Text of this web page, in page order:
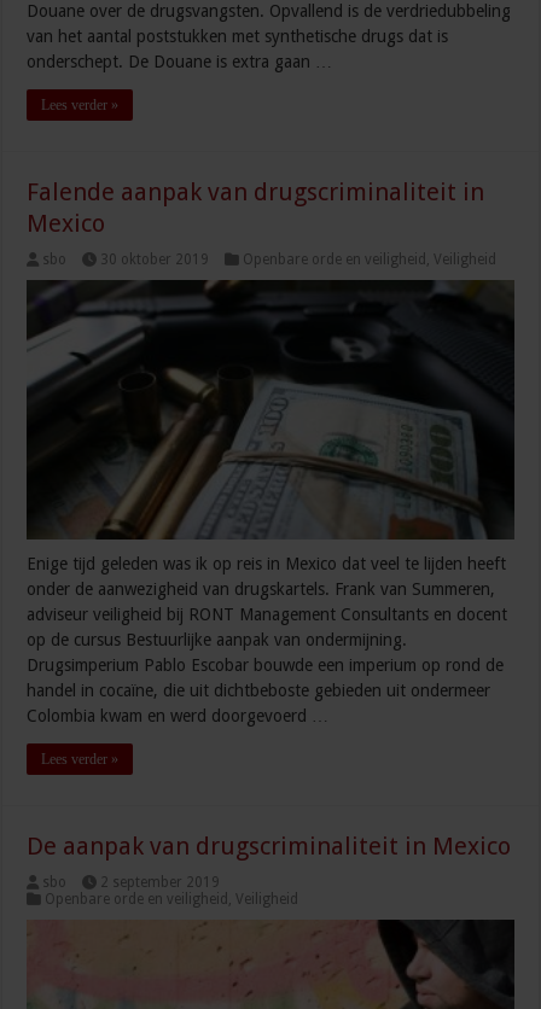
Douane over de drugsvangsten. Opvallend is de verdriedubbeling
van het aantal poststukken met synthetische drugs dat is
onderschept. De Douane is extra gaan …
Lees verder »
Falende aanpak van drugscriminaliteit in
Mexico
sbo 30 oktober 2019 Openbare orde en veiligheid ,Veiligheid
Enige tijd geleden was ik op reis in Mexico dat veel te lijden heeft
onder de aanwezigheid van drugskartels. Frank van Summeren,
adviseur veiligheid bij RONT Management Consultants en docent
op de cursus Bestuurlijke aanpak van ondermijning.
Drugsimperium Pablo Escobar bouwde een imperium op rond de
handel in cocaïne, die uit dichtbeboste gebieden uit ondermeer
Colombia kwam en werd doorgevoerd …
Lees verder »
De aanpak van drugscriminaliteit in Mexico
sbo
2 september 2019
Openbare orde en veiligheid ,Veiligheid